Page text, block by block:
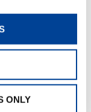
ONLY